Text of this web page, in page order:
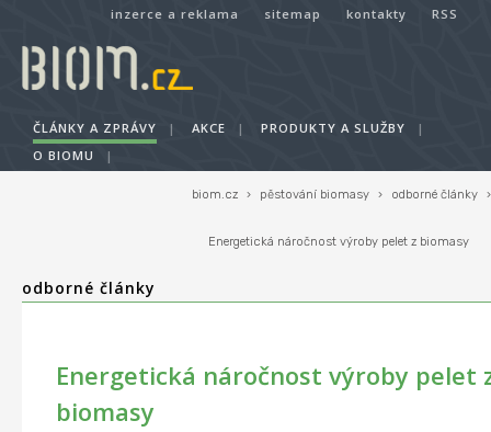
inzerce a reklama sitemap kontakty RSS
ČLÁNKY A ZPRÁVY | AKCE | PRODUKTY A SLUŽBY
|
O BIOMU
|
biom.cz › pěstování biomasy › odborné články ›
Energetická náročnost výroby pelet z biomasy
odborné články
Energetická náročnost výroby pelet
biomasy